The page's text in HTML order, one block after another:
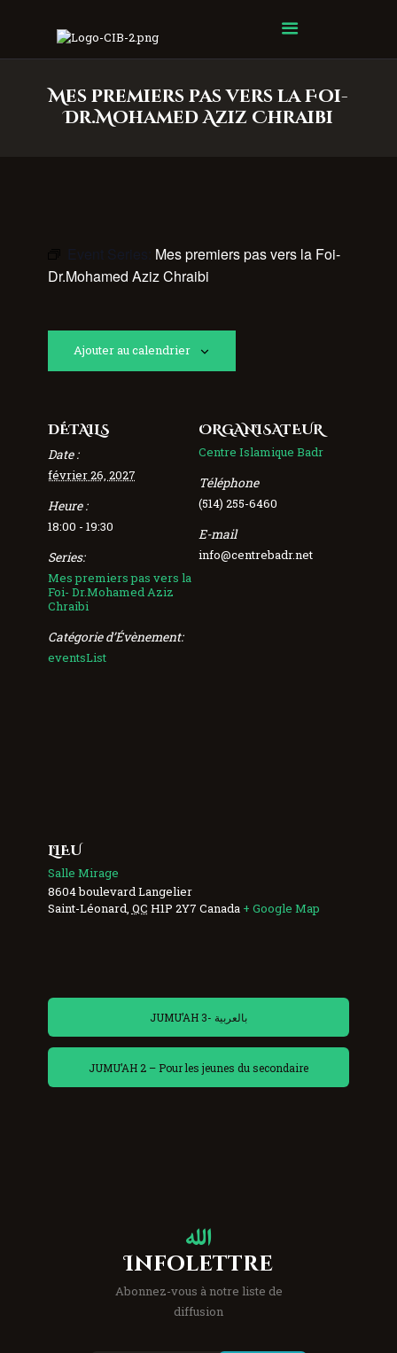
Mes premiers pas vers la Foi-
Dr.Mohamed Aziz Chraibi
Centre Islamique Badr
Event Series: Mes premiers pas vers la Foi-
Dr.Mohamed Aziz Chraibi
Ajouter au calendrier
DÉTAILS
Date :
février 26, 2027
Heure :
18:00 - 19:30
Series:
Mes premiers pas vers la
Foi- Dr.Mohamed Aziz
Chraibi
Catégorie d’Évènement:
eventsList
ORGANISATEUR
Centre Islamique Badr
Téléphone
(514) 255-6460
E-mail
info@centrebadr.net
LIEU
Salle Mirage
8604 boulevard Langelier
Saint-Léonard QC H1P 2Y7 Canada + Google Map
JUMU’AH 3- بالعربية
JUMU’AH 2 – Pour les jeunes du secondaire
Infolettre
Abonnez-vous à notre liste de
diffusion